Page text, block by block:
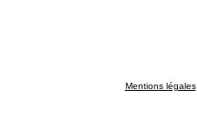
Mentions légales